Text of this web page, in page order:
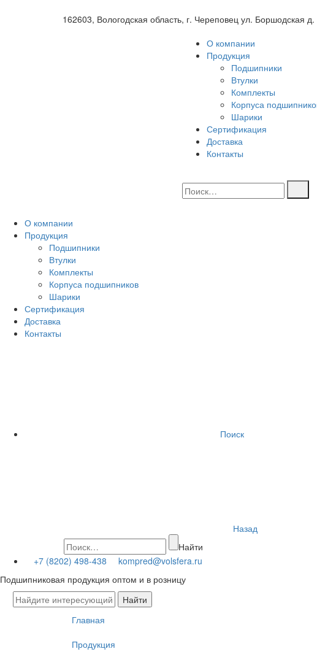
162603, Вологодская область, г. Череповец ул. Боршодская
О компании
Продукция
Подшипники
Втулки
Комплекты
Корпуса
Шарики
Сертификация
Доставка
Контакты
О компании
Продукция
Подшипники
Втулки
Комплекты
Корпуса подшипников
Шарики
Сертификация
Доставка
Контакты
Поиск
Назад
Найти
+7 (8202) 498-438
kompred@volsfera.ru
Подшипниковая продукция оптом и в розницу
Главная
Продукция